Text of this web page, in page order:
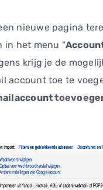
nieuwe pagina
in het menu "
krijg je de
account toe te